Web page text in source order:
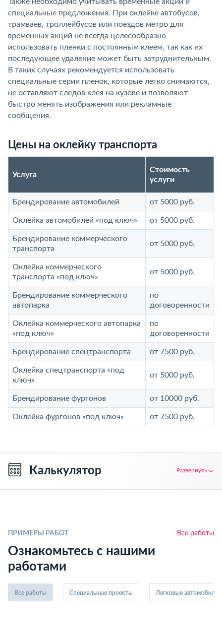
специальные предложения. При оклейке автобусов,
трамваев, троллейбусов или поездов метро для
временных акций не всегда целесообразно
использовать пленки с постоянным клеем, так как их
последующее удаление может быть затруднительным.
В таких случаях рекомендуется использовать
специальные серии пленок, которые легко снимаются,
не оставляют следов клея на кузове и позволяют
быстро менять изображения или рекламные
сообщения.
Цены на оклейку транспорта
Услуга
Стоимость
услуги
Брендирование автомобилей от 5000 руб.
Оклейка автомобилей «под ключ» от 5000 руб.
Брендирование коммерческого
транспорта
от 5000 руб.
Оклейка коммерческого
транспорта «под ключ»
от 5000 руб.
Брендирование коммерческого
автопарка
по
договоренности
Оклейка коммерческого автопарка
«под ключ»
по
договоренности
Брендирование спецтранспорта от 7500 руб.
Оклейка спецтранспорта «под
ключ»
от 5000 руб.
Брендирование фургонов от 10000 руб.
Оклейка фургонов «под ключ» от 7500 руб.
Калькулятор Развернуть
ПРИМЕРЫ РАБОТ Все работы
Ознакомьтесь с нашими
работами
Все работы Специальные проекты Легковые автомобили